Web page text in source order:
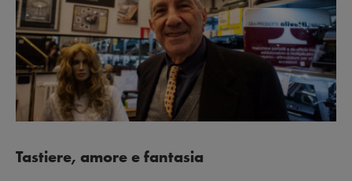
Tastiere, amore e fantasia